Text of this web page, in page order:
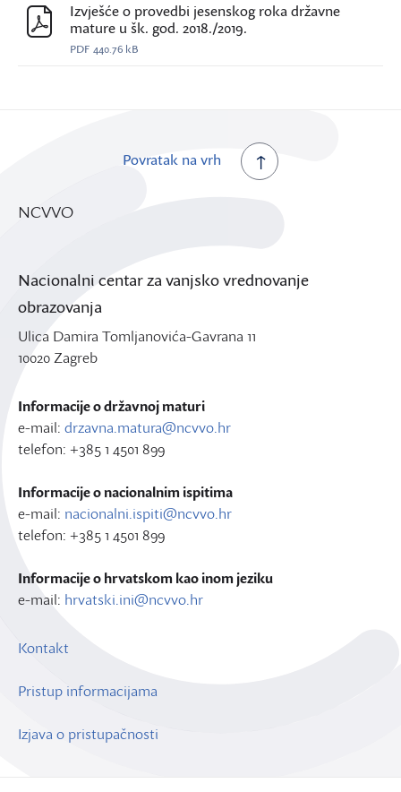
Izvješće o provedbi jesenskog roka državne
mature u šk. god. 2018./2019.
PDF 440.76 kB
Povratak na vrh
NCVVO
Nacionalni centar za vanjsko vrednovanje
obrazovanja
Ulica Damira Tomljanovića-Gavrana 11
10020 Zagreb
Informacije o državnoj maturi
e-mail: drzavna.matura@ncvvo.hr
telefon: +385 1 4501 899
Informacije o nacionalnim ispitima
e-mail: nacionalni.ispiti@ncvvo.hr
telefon: +385 1 4501 899
Informacije o hrvatskom kao inom jeziku
e-mail: hrvatski.ini@ncvvo.hr
Kontakt
Pristup informacijama
Izjava o pristupačnosti